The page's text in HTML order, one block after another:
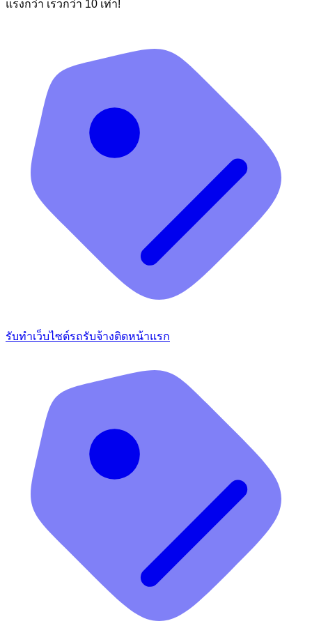
แรงกว่า เร็วกว่า 10 เท่า!
รับทำเว็บไซต์รถรับจ้างติดหน้าแรก